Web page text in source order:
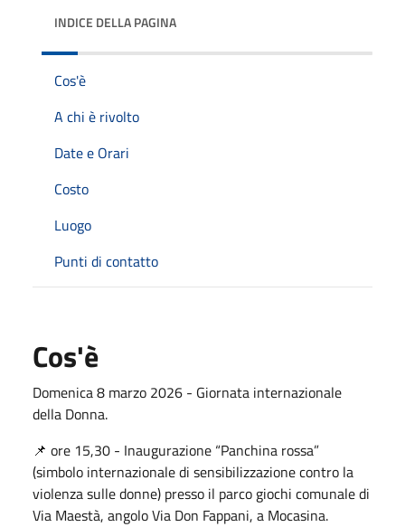
INDICE DELLA PAGINA
Cos'è
A chi è rivolto
Date e Orari
Costo
Luogo
Punti di contatto
Cos'è
Domenica 8 marzo 2026 - Giornata internazionale
della Donna.
📌 ore 15,30 - Inaugurazione “Panchina rossa”
(simbolo internazionale di sensibilizzazione contro la
violenza sulle donne) presso il parco giochi comunale di
Via Maestà, angolo Via Don Fappani, a Mocasina.